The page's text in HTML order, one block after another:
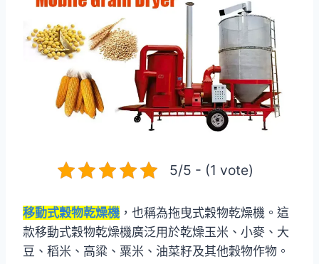
5/5 - (1 vote)
移動式穀物乾燥機 ，也稱為拖曳式穀物乾燥機。這
款移動式穀物乾燥機廣泛用於乾燥玉米、小麥、大
豆、稻米、高粱、粟米、油菜籽及其他穀物作物。